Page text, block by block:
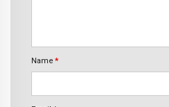
Name *